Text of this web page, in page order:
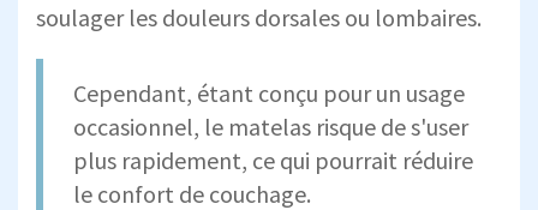
soulager les douleurs dorsales ou lombaires.
Cependant, étant conçu pour un usage
occasionnel, le matelas risque de s'user
plus rapidement, ce qui pourrait réduire
le confort de couchage.